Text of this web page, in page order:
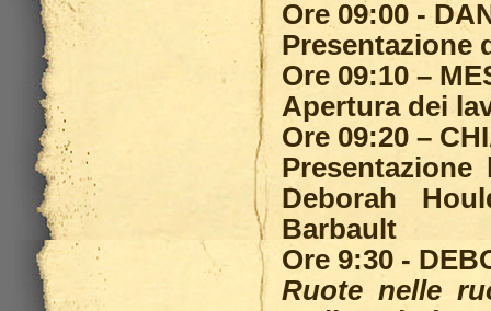
Ore 09:00 -
Presentazione
Ore 09:10 –
Apertura dei
Ore 09:20 –
Deborah
Barbault
Ore 9:30 -
Ruote nelle